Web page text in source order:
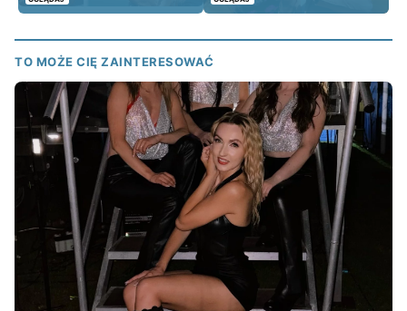
TO MOŻE CIĘ ZAINTERESOWAĆ